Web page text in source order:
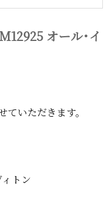
オール･イ
いただきます。
トン